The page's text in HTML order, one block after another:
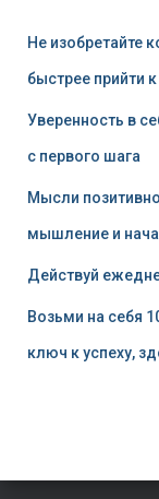
Не изобретайте
быстрее прийти
Уверенность в
с первого шага
Мысли
мышление и
Действуй
Возьми на себя
ключ к успеху,